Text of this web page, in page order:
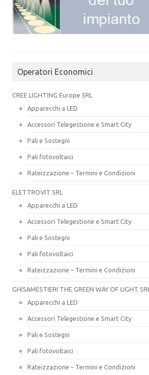
Operatori Economici
CREE LIGHTING Europe SRL
Apparecchi a LED
Accessori Telegestione e Smart City
Pali e Sostegni
Pali fotovoltaici
Rateizzazione – Termini e Condizioni
ELETTROVIT SRL
Apparecchi a LED
Accessori Telegestione e Smart City
Pali e Sostegni
Pali fotovoltaici
Rateizzazione – Termini e Condizioni
GHISAMESTIERI THE GREEN WAY OF LIGHT SRL
Apparecchi a LED
Accessori Telegestione e Smart City
Pali e Sostegni
Pali fotovoltaici
Rateizzazione – Termini e Condizioni